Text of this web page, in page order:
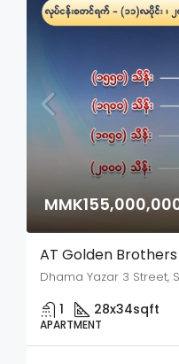
AT Golden
1 28x34sqft
APARTMENT